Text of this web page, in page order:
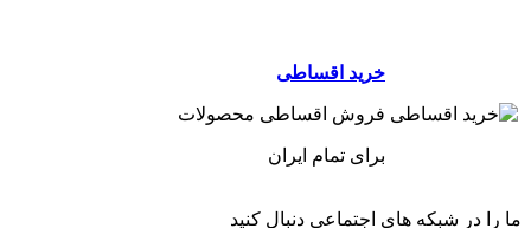
خرید اقساطی
فروش اقساطی محصولات
برای تمام ایران
ما را در شبکه های اجتماعی دنبال کنید